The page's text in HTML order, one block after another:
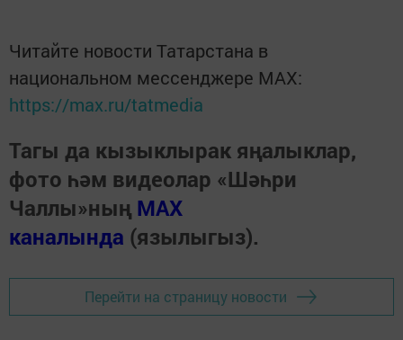
Читайте новости Татарстана в
национальном мессенджере MАХ:
https://max.ru/tatmedia
Тагы да кызыклырак яңалыклар,
фото һәм видеолар «Шәһри
Чаллы»ның MAX
каналында (язылыгыз).
Перейти на страницу новости